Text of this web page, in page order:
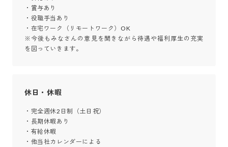
・賞与あり
・役職手当あり
・在宅ワーク（リモートワーク）OK
※今後もみなさんの意見を聞きながら待遇や福利厚生の充実
を図っていきます。
休日・休暇
・完全週休2日制（土日祝）
・長期休暇あり
・有給休暇
・他当社カレンダーによる